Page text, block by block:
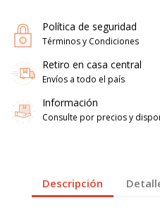
Política de seguridad
Términos y Condiciones
Retiro en casa central
Envíos a todo el país
Información
Consulte por precios y
Descripción